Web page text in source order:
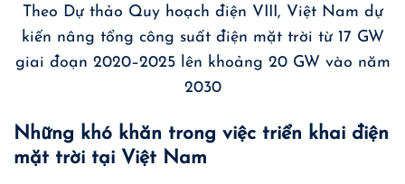
Theo Dự thảo Quy hoạch điện VIII, Việt Nam dự
kiến nâng tổng công suất điện mặt trời từ 17 GW
giai đoạn 2020–2025 lên khoảng 20 GW vào năm
2030
Những khó khăn trong việc triển khai điện
mặt trời tại Việt Nam